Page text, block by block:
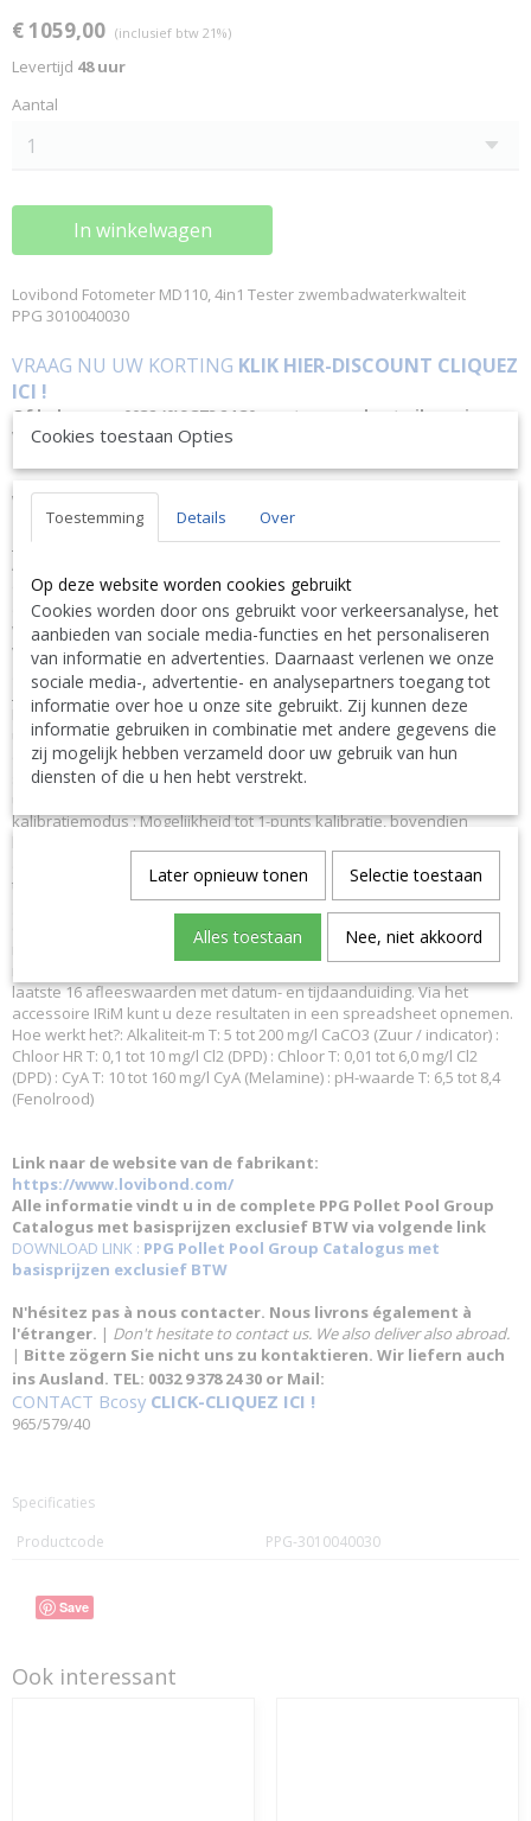
€ 1059,00 (inclusief btw 21%)
Levertijd 48 uur
Aantal
In winkelwagen
Lovibond Fotometer MD110, 4in1 Tester zwembadwaterkwalteit
PPG 3010040030
VRAAG NU UW KORTING KLIK HIER-DISCOUNT CLIQUEZ
ICI !
Of bel ons op 0032 (0)9 378 24 30 want vragen kost niks en is
VRIJBLIJVEND ! We geven altijd de laagste prijsgarantie en
Wij geven op aanvraag via mail hierop een KORTING inclusief
levering.
OMSCHRIJVING
Alle MD 110 fotometers hebben Bluetooth®. Om optimaal gebruik
daarvan te maken, biedt Tintometer een app aan voor mobiele
apparaten alsook computersoftware met dongle. De meetresultaten
worden via de Bluetooth®-interface naar externe apparaten
verzonden voor snelle evaluatie en verwerking. Zo kunt u alle
gegevens direct ter plaatse evalueren en zo nodig aanpassen.
SPECIFICATIES
Eigenschappen: Bluetooth®-interface : Scrollgeheugen : Automatische
uitschakeling : Indicator kalibratiemodus Voordelen: Waterdicht
ontwerp : Nauwkeurige, reproduceerbare resultaten : Het optische
systeem van de MD 110 maakt gebruik van leds en ontstoorfilters die
kalibratiemodus : Mogelijkheid tot 1-punts kalibratie, bovendien
absolute of procentuele eenheden. : Eenmalige nulinstelling : Na elke
test hoeft u niet langer te wachten totdat uw toestel weer op nul wordt
gezet. Bij het testen van een nieuw monster zet u het toestel één keer
op nul. Voor alle volgende tests van dat monster hoeft u het toestel
niet opnieuw op nul te zetten. : Automatische gegevensopslag met
laatste 16 afleeswaarden met datum- en tijdaanduiding. Via het
accessoire IRiM kunt u deze resultaten in een spreadsheet opnemen.
Hoe werkt het?: Alkaliteit-m T: 5 tot 200 mg/l CaCO3 (Zuur / indicator) :
Chloor HR T: 0,1 tot 10 mg/l Cl2 (DPD) : Chloor T: 0,01 tot 6,0 mg/l Cl2
(DPD) : CyA T: 10 tot 160 mg/l CyA (Melamine) : pH-waarde T: 6,5 tot 8,4
(Fenolrood)
Link naar de website van de fabrikant:
https://www.lovibond.com/
Alle informatie vindt u in de complete PPG Pollet Pool Group
Catalogus met basisprijzen exclusief BTW via volgende link
DOWNLOAD LINK : PPG Pollet Pool Group Catalogus met
basisprijzen exclusief BTW
N'hésitez pas à nous contacter. Nous livrons également à
l'étranger. | Don't hesitate to contact us. We also deliver also abroad.
| Bitte zögern Sie nicht uns zu kontaktieren. Wir liefern auch
ins Ausland. TEL: 0032 9 378 24 30 or Mail:
CONTACT Bcosy CLICK-CLIQUEZ ICI !
965/579/40
Specificaties
Productcode
PPG-3010040030
Save
Ook interessant
Cookies toestaan Opties
Toestemming Details Over
Op deze website worden cookies gebruikt
Cookies worden door ons gebruikt voor verkeersanalyse, het
aanbieden van sociale media-functies en het personaliseren
van informatie en advertenties. Daarnaast verlenen we onze
sociale media-, advertentie- en analysepartners toegang tot
informatie over hoe u onze site gebruikt. Zij kunnen deze
informatie gebruiken in combinatie met andere gegevens die
zij mogelijk hebben verzameld door uw gebruik van hun
diensten of die u hen hebt verstrekt.
Later opnieuw tonen Selectie toestaan
Alles toestaan Nee, niet akkoord